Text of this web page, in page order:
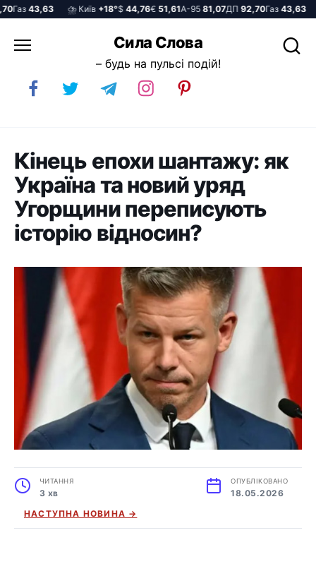
43,63 ⛈️ Київ+18°$44,76€51,61А-9581,07ДП92,70Газ43,63
до
Сила Слова
– будь на пульсі подій!
Кінець епохи шантажу: як
Україна та новий уряд
Угорщини переписують
історію відносин?
ЧИТАННЯ
3 хв
ОПУБЛІКОВАНО
18.05.2026
НАСТУПНА НОВИНА →